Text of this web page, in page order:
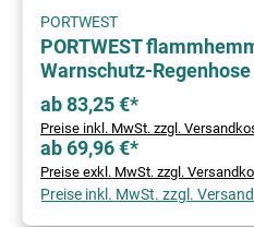
PORTWEST
PORTWEST
Warnschutz-Regenhose
ab 83,25 €*
Preise inkl. MwSt. zzgl.
ab 69,96 €*
Preise exkl. MwSt. zzgl.
Preise inkl. MwSt. zzgl.